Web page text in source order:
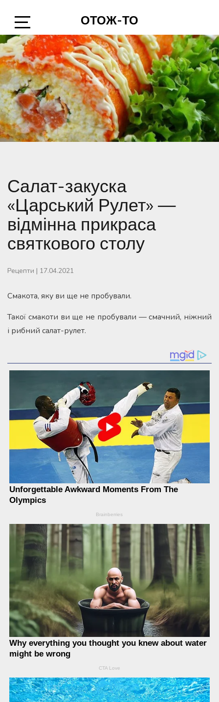
content
Open
Sidebar
ОТОЖ-ТО
Салат-закуска
«Царський Рулет» —
відмінна прикраса
святкового столу
Рецепти | 17.04.2021
Смакота, яку ви ще не пробували.
Такої смакоти ви ще не пробували — смачний, ніжний
і рибний салат-рулет.